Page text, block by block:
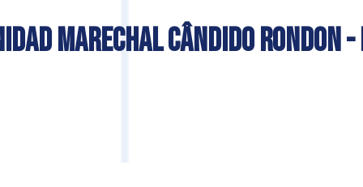
MARECHAL CÂNDIDO RONDON -